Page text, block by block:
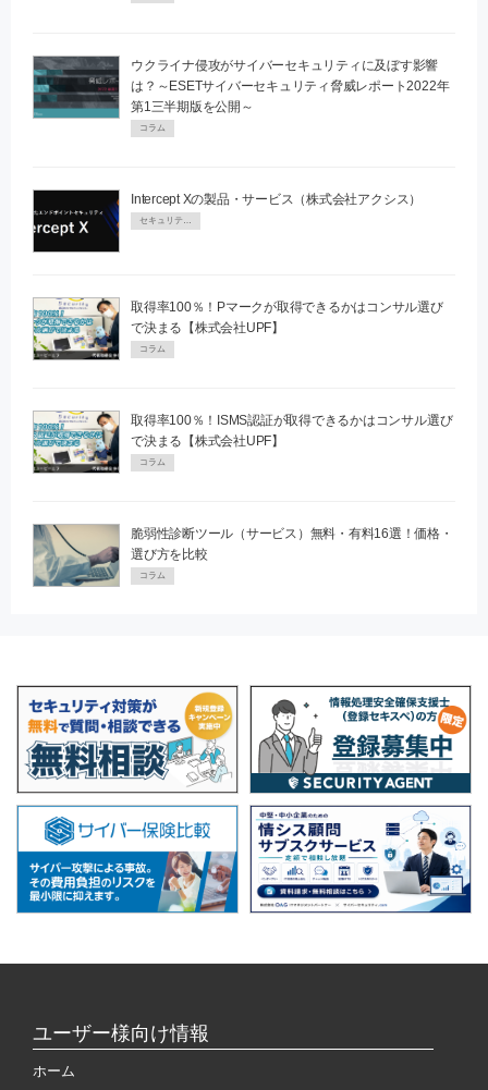
ウクライナ侵攻がサイバーセキュリティに及ぼす影響
は？～ESETサイバーセキュリティ脅威レポート2022年
第1三半期版を公開～
コラム
Intercept Xの製品・サービス（株式会社アクシス）
取得率100％！Pマークが取得できるかはコンサル選び
で決まる【株式会社UPF】
コラム
取得率100％！ISMS認証が取得できるかはコンサル選び
で決まる【株式会社UPF】
コラム
脆弱性診断ツール（サービス）無料・有料16選！価格・
選び方を比較
コラム
ユーザー様向け情報
ホーム